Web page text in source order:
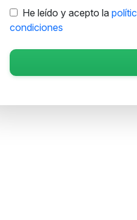
He leído y acepto la
condiciones